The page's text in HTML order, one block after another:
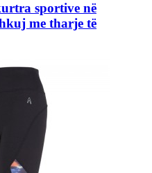
sportive në
me tharje të